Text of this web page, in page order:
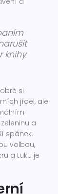
knihy
si
jídel, ale
a
spánek.
volbou,
a tuku je